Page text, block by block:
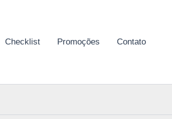
Checklist Promoções Contato